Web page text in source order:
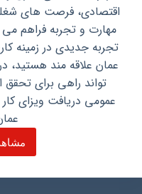
اقتصادی، فرصت های
مهارت و تجربه فراهم می
تجربه جدیدی در زمینه
عمان علاقه مند هستید،
تواند راهی برای
عمومی دریافت ویزای